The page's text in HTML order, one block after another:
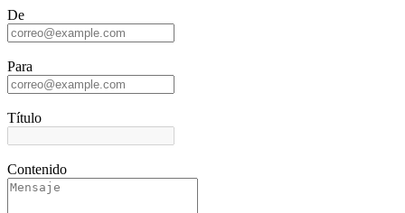
De
Para
Título
Contenido